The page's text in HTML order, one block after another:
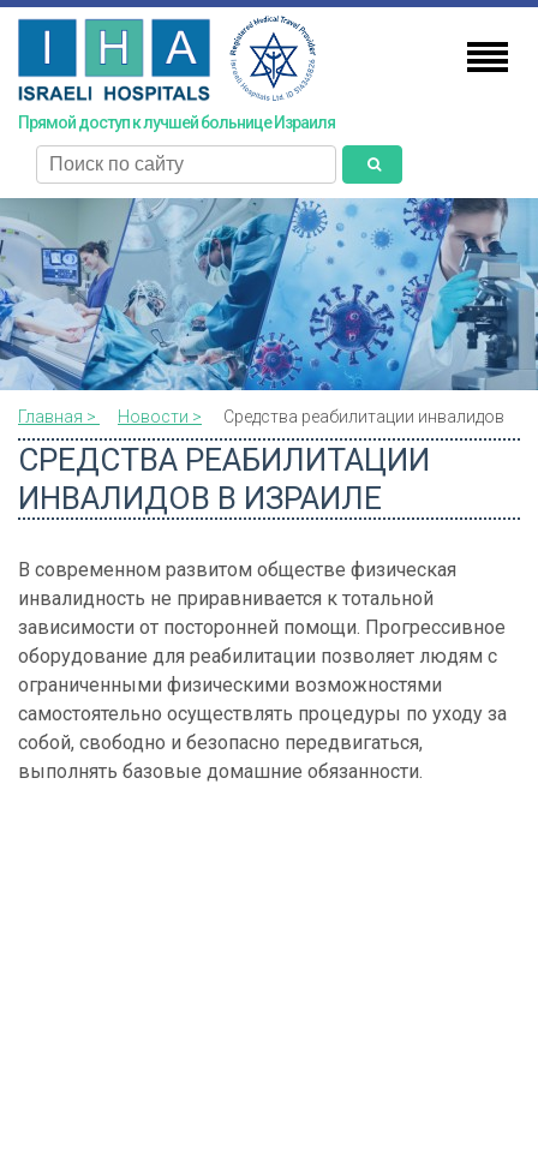
Skip
main
content
Прямой доступ к лучшей больнице Израиля
поиск
Главная > Новости > Средства реабилитации инвалидов
СРЕДСТВА РЕАБИЛИТАЦИИ
ИНВАЛИДОВ В ИЗРАИЛЕ
В современном развитом обществе физическая
инвалидность не приравнивается к тотальной
зависимости от посторонней помощи. Прогрессивное
оборудование для реабилитации позволяет людям с
ограниченными физическими возможностями
самостоятельно осуществлять процедуры по уходу за
собой, свободно и безопасно передвигаться,
выполнять базовые домашние обязанности.